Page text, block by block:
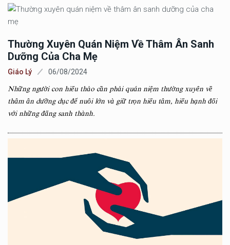
Thường Xuyên Quán Niệm Về Thâm Ân Sanh
Dưỡng Của Cha Mẹ
Giáo Lý 06/08/2024
Những người con hiếu thảo cần phải quán niệm thường xuyên về
thâm ân dưỡng dục để nuôi lớn và giữ trọn hiếu tâm, hiếu hạnh đối
với những đấng sanh thành.